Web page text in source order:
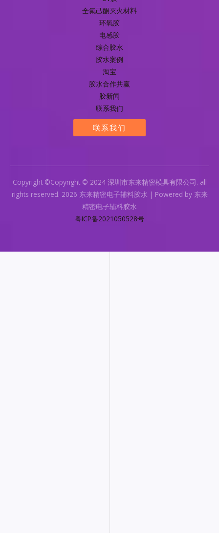
全氟己酮灭火材料
环氧胶
电感胶
综合胶水
胶水案例
淘宝
胶水合作共赢
胶新闻
联系我们
联系我们
Copyright ©Copyright © 2024 深圳市东来精密模具有限公司. all
rights reserved. 2026 东来精密电子辅料胶水 | Powered by 东来
精密电子辅料胶水
粤ICP备2021050528号